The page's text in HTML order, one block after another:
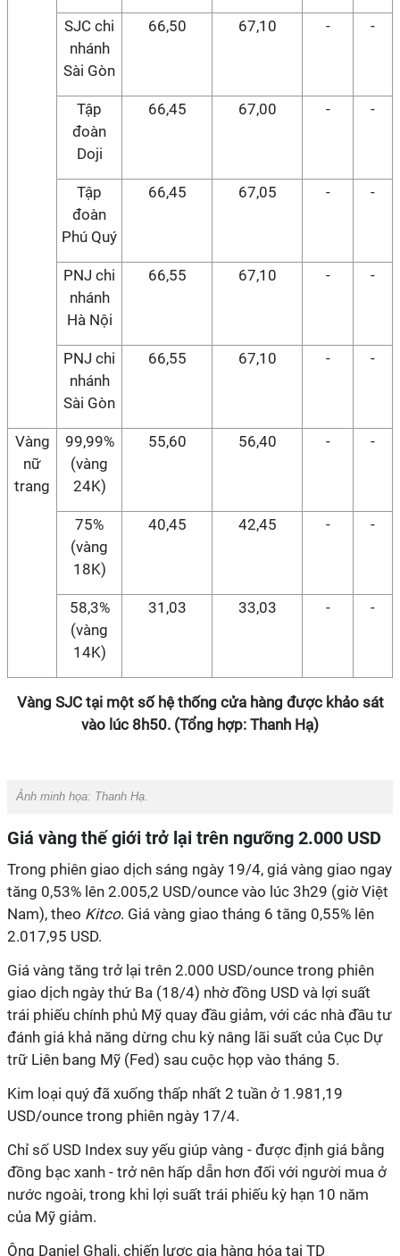
SJC chi
nhánh
Sài Gòn
66,50 67,10 - -
Tập
đoàn
Doji
66,45 67,00 - -
Tập
đoàn
Phú Quý
66,45 67,05 - -
PNJ chi
nhánh
Hà Nội
66,55 67,10 - -
PNJ chi
nhánh
Sài Gòn
66,55 67,10 - -
Vàng
nữ
trang
99,99%
(vàng
24K)
55,60 56,40 - -
75%
(vàng
18K)
40,45 42,45 - -
58,3%
(vàng
14K)
31,03 33,03 - -
Vàng SJC tại một số hệ thống cửa hàng được khảo sát
vào lúc 8h50. (Tổng hợp: Thanh Hạ)
Ảnh minh họa: Thanh Hạ.
Giá vàng thế giới trở lại trên ngưỡng 2.000 USD
Trong phiên giao dịch sáng ngày 19/4, giá vàng giao ngay
tăng 0,53% lên 2.005,2 USD/ounce vào lúc 3h29 (giờ Việt
Nam), theo Kitco. Giá vàng giao tháng 6 tăng 0,55% lên
2.017,95 USD.
Giá vàng tăng trở lại trên 2.000 USD/ounce trong phiên
giao dịch ngày thứ Ba (18/4) nhờ đồng USD và lợi suất
trái phiếu chính phủ Mỹ quay đầu giảm, với các nhà đầu tư
đánh giá khả năng dừng chu kỳ nâng lãi suất của Cục Dự
trữ Liên bang Mỹ (Fed) sau cuộc họp vào tháng 5.
Kim loại quý đã xuống thấp nhất 2 tuần ở 1.981,19
USD/ounce trong phiên ngày 17/4.
Chỉ số USD Index suy yếu giúp vàng - được định giá bằng
đồng bạc xanh - trở nên hấp dẫn hơn đối với người mua ở
nước ngoài, trong khi lợi suất trái phiếu kỳ hạn 10 năm
của Mỹ giảm.
Ông Daniel Ghali, chiến lược gia hàng hóa tại TD